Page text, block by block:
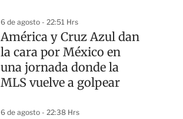
6 de agosto - 22:51 Hrs
América y Cruz Azul dan
la cara por México en
una jornada donde la
MLS vuelve a golpear
6 de agosto - 22:38 Hrs